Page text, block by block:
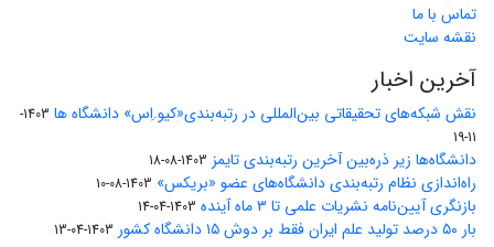
تماس با ما
نقشه سایت
آخرین اخبار
نقش شبکه‌های تحقیقاتی بین‌المللی در رتبه‌بندی«کیو.اِس» دانشگاه ها
1403-
11-19
دانشگاه‌ها زیر ذره‌بین آخرین رتبه‌بندی تایمز 1403-08-18
راه‌اندازی نظام رتبه‌بندی دانشگاه‌‌های عضو «بریکس» 1403-08-10
بازنگری آیین‌نامه نشریات علمی تا ۳ ماه آینده 1403-04-14
بار ۵۰ درصد تولید علم ایران فقط بر دوش ۱۵ دانشگاه کشور 1403-04-13